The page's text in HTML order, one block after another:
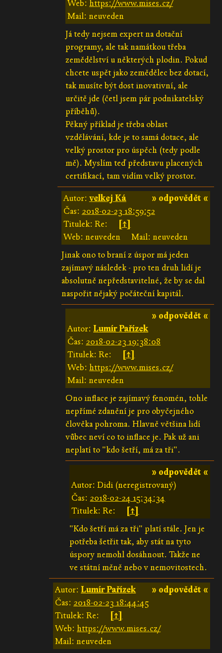
Web:https://www.mises.cz/
Mail: neuveden
Já tedy nejsem expert na dotační
programy, ale tak namátkou třeba
zemědělství u některých plodin. Pokud
chcete uspět jako zemědělec bez dotací,
tak musíte být dost inovativní, ale
určitě jde (četl jsem pár podnikatelský
příběhů).
Pěkný příklad je třeba oblast
vzdělávání, kde je to samá dotace, ale
velký prostor pro úspěch (tedy podle
mě). Myslím teď představu placených
certifikací, tam vidím velký prostor.
» odpovědět «
Autor: velkej Ká
Čas: 2018-02-23 18:59:52
Titulek: Re:
[↑]
Web: neuveden
Mail: neuveden
Jinak ono to braní z úspor má jeden
zajímavý následek - pro ten druh lidí je
absolutně nepředstavitelné, že by se dal
naspořit nějaký počáteční kapitál.
» odpovědět «
Autor:Lumír Pařízek
Čas: 2018-02-23 19:38:08
Titulek: Re:
[↑]
Web:https://www.mises.cz/
Mail: neuveden
Ono inflace je zajímavý fenomén, tohle
nepřímé zdanění je pro obyčejného
člověka pohroma. Hlavně většina lidí
vůbec neví co to inflace je. Pak už ani
neplatí to "kdo šetří, má za tři".
» odpovědět «
Autor: Didi (neregistrovaný)
Čas: 2018-02-24 15:34:34
Titulek: Re:
[↑]
"Kdo šetří má za tři" platí stále. Jen je
potřeba šetřit tak, aby stát na tyto
úspory nemohl dosáhnout. Takže ne
ve státní měně nebo v nemovitostech.
» odpovědět «
Autor:Lumír Pařízek
Čas: 2018-02-23 18:44:45
Titulek: Re:
[↑]
Web:https://www.mises.cz/
Mail: neuveden